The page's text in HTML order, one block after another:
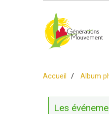
Accueil Album
Les